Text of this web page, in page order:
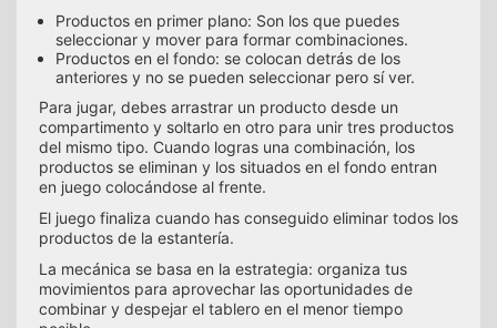
Productos en primer plano: Son los que puedes
seleccionar y mover para formar combinaciones.
Productos en el fondo: se colocan detrás de los
anteriores y no se pueden seleccionar pero sí ver.
Para jugar, debes arrastrar un producto desde un
compartimento y soltarlo en otro para unir tres productos
del mismo tipo. Cuando logras una combinación, los
productos se eliminan y los situados en el fondo entran
en juego colocándose al frente.
El juego finaliza cuando has conseguido eliminar todos los
productos de la estantería.
La mecánica se basa en la estrategia: organiza tus
movimientos para aprovechar las oportunidades de
combinar y despejar el tablero en el menor tiempo